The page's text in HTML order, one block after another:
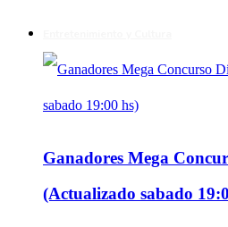
Ganadores Mega
(Actualizado sabado